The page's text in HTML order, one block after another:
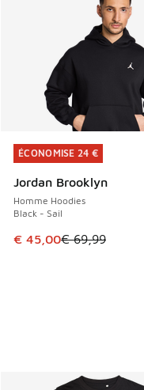
ÉCONOMISE 24 €
Jordan Brooklyn
Homme Hoodies
Black - Sail
Cet article est en
€ 45,00€ 69,99
ÉCONOMISE 24 €